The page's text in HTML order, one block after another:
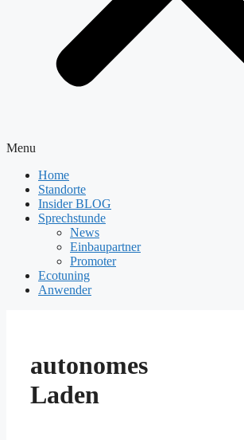
Menu
Home
Standorte
Insider BLOG
Sprechstunde
News
Einbaupartner
Promoter
Ecotuning
Anwender
autonomes
Laden